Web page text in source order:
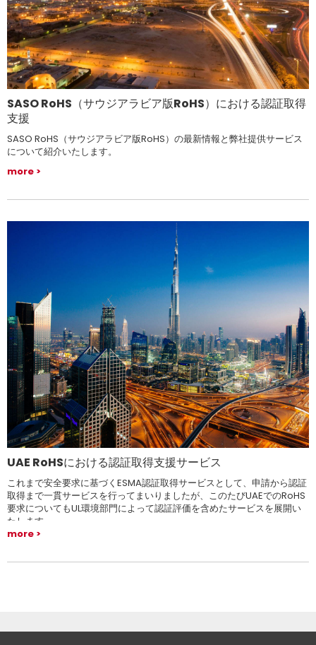
SASO RoHS（サウジアラビア版RoHS）における認証取得
支援
SASO RoHS（サウジアラビア版RoHS）の最新情報と弊社提供サービス
について紹介いたします。
more
UAE RoHSにおける認証取得支援サービス
これまで安全要求に基づくESMA認証取得サービスとして、申請から認証
取得まで一貫サービスを行ってまいりましたが、このたびUAEでのRoHS
要求についてもUL環境部門によって認証評価を含めたサービスを展開い
たします。
more